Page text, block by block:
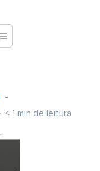
< 1 min de leitura